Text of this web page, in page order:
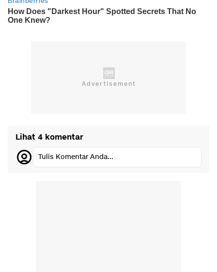
Lihat 4 komentar
Tulis Komentar Anda...